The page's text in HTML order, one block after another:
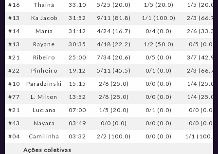
#16
Thainá 33:10 5/25 (20.0) 1/5 (20.0)
1/5 (20.0)
#13
Ka Jacob 31:52 9/11 (81.8) 1/1 (100.0)
2/3 (66.7)
#14
Maria 31:12 4/24 (16.7) 0/4 (0.0)
2/6 (33.3)
#13
Rayane 30:35 4/18 (22.2) 1/2 (50.0)
0/5 (0.0)
#21
Ribeiro 25:00 7/34 (20.6) 0/5 (0.0)
3/7 (42.9)
#22
Pinheiro 19:12 5/11 (45.5) 0/1 (0.0)
2/3 (66.7)
#10
Paradzinski 15:15 2/8 (25.0) 0/0 (0.0)
1/4 (25.0)
#77
L. Milton 13:52 2/8 (25.0) 0/0 (0.0)
1/4 (25.0)
#21
Luciana 07:00 1/5 (20.0) 0/1 (0.0)
0/0 (0.0)
#43
Nayara 03:49 0/0 (0.0) 0/0 (0.0)
0/0 (0.0)
#04
Camilinha 03:32 2/2 (100.0) 0/0 (0.0)
1/1
Ações coletivas